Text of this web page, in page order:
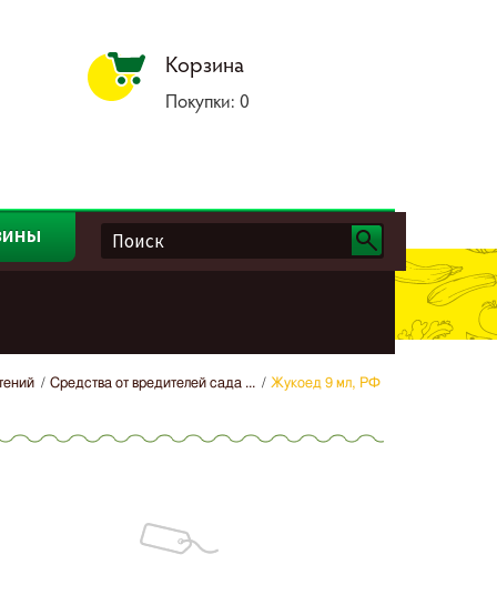
Корзина
Покупки:0
Средства от вредителей сада ... Жукоед 9 мл, РФ